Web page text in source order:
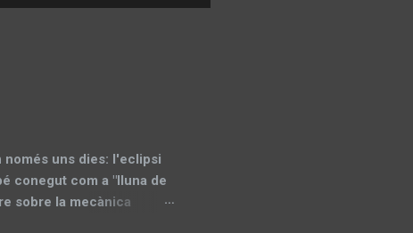
uns dies: l'eclipsi
conegut com a "lluna de
sobre la mecànica